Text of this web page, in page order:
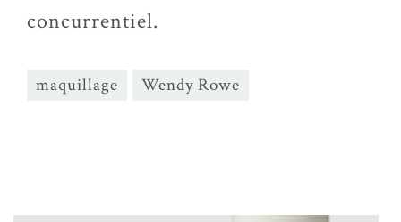
concurrentiel.
maquillage Wendy Rowe